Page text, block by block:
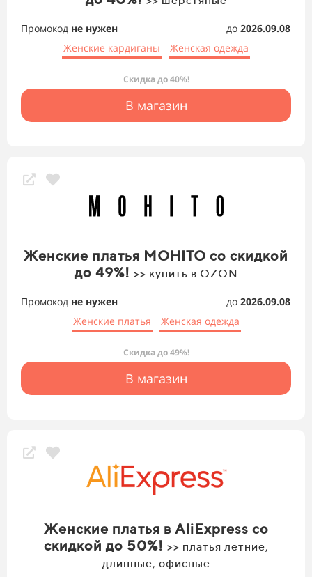
Промокод не нужен до 2026.09.08
Женские кардиганы
Женская одежда
Скидка до 40%!
В магазин
Женские платья MОHITO со скидкой
до 49%! >> купить в OZON
Промокод не нужен до 2026.09.08
Женские платья
Женская одежда
Скидка до 49%!
В магазин
Женские платья в AliExpress со
скидкой до 50%! >> платья летние,
длинные, офисные